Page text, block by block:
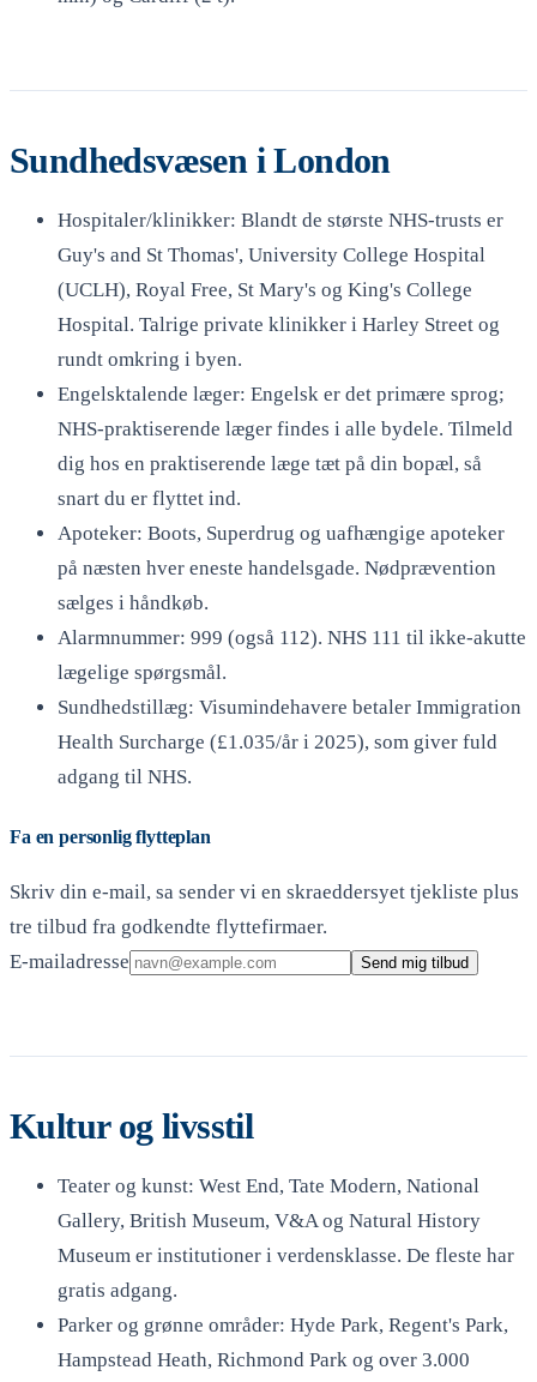
Sundhedsvæsen i London
Hospitaler/klinikker: Blandt de største NHS-trusts er
Guy's and St Thomas', University College Hospital
(UCLH), Royal Free, St Mary's og King's College
Hospital. Talrige private klinikker i Harley Street og
rundt omkring i byen.
Engelsktalende læger: Engelsk er det primære sprog;
NHS-praktiserende læger findes i alle bydele. Tilmeld
dig hos en praktiserende læge tæt på din bopæl, så
snart du er flyttet ind.
Apoteker: Boots, Superdrug og uafhængige apoteker
på næsten hver eneste handelsgade. Nødprævention
sælges i håndkøb.
Alarmnummer: 999 (også 112). NHS 111 til ikke-akutte
lægelige spørgsmål.
Sundhedstillæg: Visumindehavere betaler Immigration
Health Surcharge (£1.035/år i 2025), som giver fuld
adgang til NHS.
Fa en personlig flytteplan
Skriv din e-mail, sa sender vi en skraeddersyet tjekliste plus
tre tilbud fra godkendte flyttefirmaer.
E-mailadresse
Send mig tilbud
Kultur og livsstil
Teater og kunst: West End, Tate Modern, National
Gallery, British Museum, V&A og Natural History
Museum er institutioner i verdensklasse. De fleste har
gratis adgang.
Parker og grønne områder: Hyde Park, Regent's Park,
Hampstead Heath, Richmond Park og over 3.000